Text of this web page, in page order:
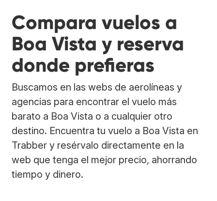
Compara vuelos a
Boa Vista y reserva
donde prefieras
Buscamos en las webs de aerolíneas y
agencias para encontrar el vuelo más
barato a Boa Vista o a cualquier otro
destino. Encuentra tu vuelo a Boa Vista en
Trabber y resérvalo directamente en la
web que tenga el mejor precio, ahorrando
tiempo y dinero.